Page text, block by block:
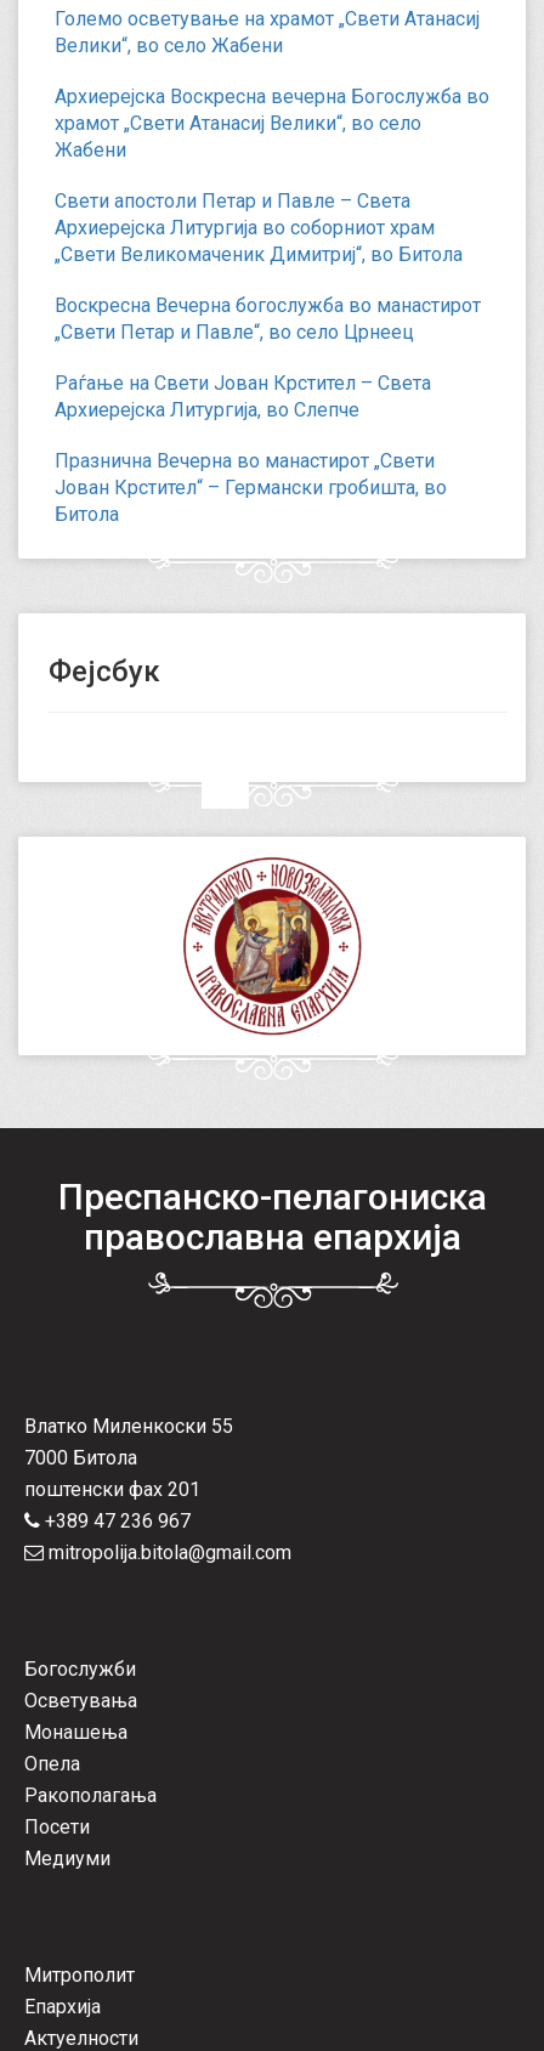
Големо осветување на храмот „Свети Атанасиј
Велики“, во село Жабени
Архиерејска Воскресна вечерна Богослужба во
храмот „Свети Атанасиј Велики“, во село
Жабени
Свети апостоли Петар и Павле – Света
Архиерејска Литургија во соборниот храм
„Свети Великомаченик Димитриј“, во Битола
Воскресна Вечерна богослужба во манастирот
„Свети Петар и Павле“, во село Црнеец
Раѓање на Свети Јован Крстител – Света
Архиерејска Литургија, во Слепче
Празнична Вечерна во манастирот „Свети
Јован Крстител“ – Германски гробишта, во
Битола
Фејсбук
Преспанско-пелагониска
православна епархија
Влатко Миленкоски 55
7000 Битола
поштенски фах 201
+389 47 236 967
mitropolija.bitola@gmail.com
Богослужби
Осветувања
Монашења
Опела
Ракополагања
Посети
Медиуми
Митрополит
Епархија
Актуелности